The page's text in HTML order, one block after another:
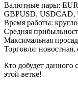
Валютные пары:
GBPUSD, USDCAD,
Время работы:
Средняя
Максимальная
Торговля:
Кто добудет
этой ветке!